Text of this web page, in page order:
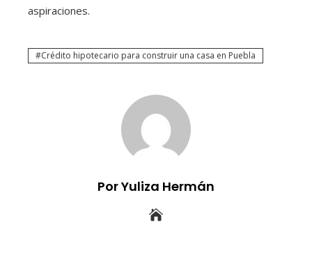
aspiraciones.
Crédito hipotecario para construir una casa en Puebla
Por Yuliza Hermán